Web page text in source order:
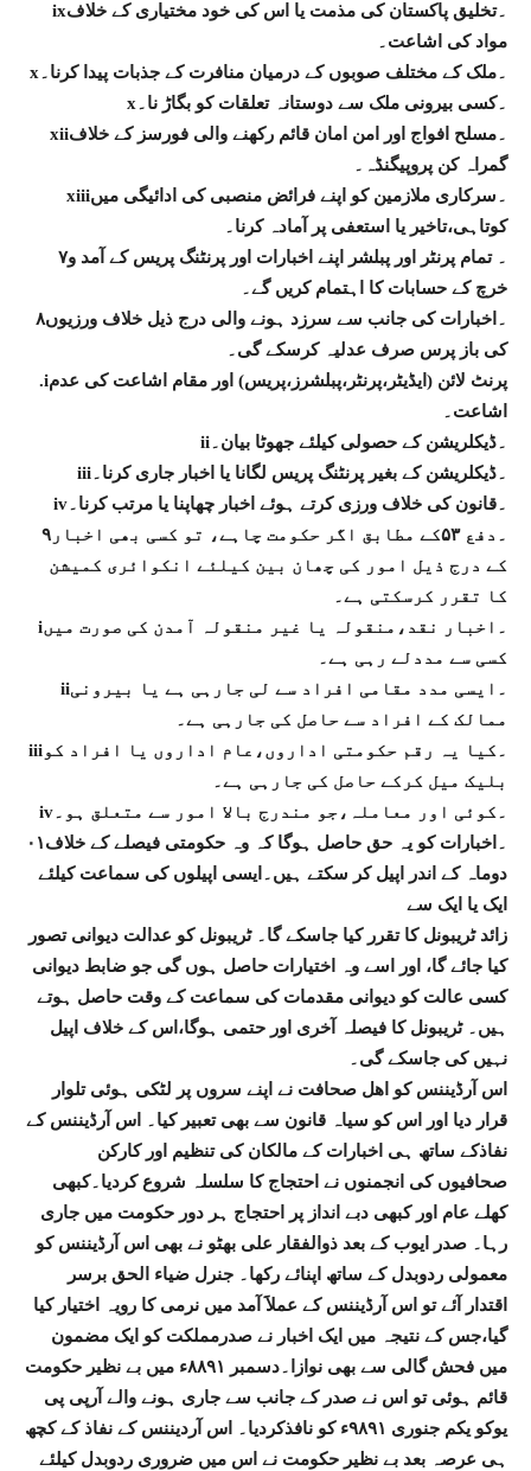
ix۔تخلیق پاکستان کی مذمت یا اس کی خود مختیاری کے خلاف
مواد کی اشاعت۔
x۔ملک کے مختلف صوبوں کے درمیان منافرت کے جذبات پیدا کرنا۔
x۔کسی بیرونی ملک سے دوستانہ تعلقات کو بگاڑ نا۔
xii۔مسلح افواج اور امن امان قائم رکھنے والی فورسز کے خلاف
گمراہ کن پروپیگنڈہ۔
xiii۔سرکاری ملازمین کو اپنے فرائض منصبی کی ادائیگی میں
کوتاہی،تاخیر یا استعفی پر آمادہ کرنا۔
۷۔ تمام پرنٹر اور پبلشر اپنے اخبارات اور پرنٹنگ پریس کے آمد و
خرچ کے حسابات کا اہتمام کریں گے۔
۸۔اخبارات کی جانب سے سرزد ہونے والی درج ذیل خلاف ورزیوں
کی باز پرس صرف عدلیہ کرسکے گی۔
.iپرنٹ لائن (ایڈیٹر،پرنٹر،پبلشرز،پریس) اور مقام اشاعت کی عدم
اشاعت۔
ii۔ڈیکلریشن کے حصولی کیلئے جھوٹا بیان۔
iii۔ڈیکلریشن کے بغیر پرنٹنگ پریس لگانا یا اخبار جاری کرنا۔
iv۔قانون کی خلاف ورزی کرتے ہوئے اخبار چھاپنا یا مرتب کرنا۔
۹۔دفع ۵۳کے مطابق اگر حکومت چاہے، تو کسی بھی اخبار
کے درج ذیل امور کی چھان بین کیلئے انکوائری کمیشن
کا تقرر کرسکتی ہے۔
i۔اخبار نقد،منقولہ یا غیر منقولہ آمدن کی صورت میں
کسی سے مددلے رہی ہے۔
ii۔ایسی مدد مقامی افراد سے لی جارہی ہے یا بیرونی
ممالک کے افراد سے حاصل کی جارہی ہے۔
iii۔کیا یہ رقم حکومتی اداروں،عام اداروں یا افراد کو
بلیک میل کرکے حاصل کی جارہی ہے۔
iv۔کوئی اور معاملہ،جو مندرج بالا امور سے متعلق ہو۔
۰۱۔اخبارات کو یہ حق حاصل ہوگا کہ وہ حکومتی فیصلے کے خلاف
دوماہ کے اندر اپیل کر سکتے ہیں۔ایسی اپیلوں کی سماعت کیلئے
ایک یا ایک سے
زائد ٹریبونل کا تقرر کیا جاسکے گا۔ ٹریبونل کو عدالت دیوانی تصور
کیا جائے گا، اور اسے وہ اختیارات حاصل ہوں گی جو ضابط دیوانی
کسی عالت کو دیوانی مقدمات کی سماعت کے وقت حاصل ہوتے
ہیں۔ ٹریبونل کا فیصلہ آخری اور حتمی ہوگا،اس کے خلاف اپیل
نہیں کی جاسکے گی۔
اس آرڈیننس کو اھل صحافت نے اپنے سروں پر لٹکی ہوئی تلوار
قرار دیا اور اس کو سیاہ قانون سے بھی تعبیر کیا۔ اس آرڈیننس کے
نفاذکے ساتھ ہی اخبارات کے مالکان کی تنظیم اور کارکن
صحافیوں کی انجمنوں نے احتجاج کا سلسلہ شروع کردیا۔کبھی
کھلے عام اور کبھی دبے انداز پر احتجاج ہر دور حکومت میں جاری
رہا۔ صدر ایوب کے بعد ذوالفقار علی بھٹو نے بھی اس آرڈیننس کو
معمولی ردوبدل کے ساتھ اپنائے رکھا۔ جنرل ضیاء الحق برسر
اقتدار آئے تو اس آرڈیننس کے عملاََ آمد میں نرمی کا رویہ اختیار کیا
گیا،جس کے نتیجہ میں ایک اخبار نے صدرمملکت کو ایک مضمون
میں فحش گالی سے بھی نوازا۔دسمبر ۸۸۹۱ء میں بے نظیر حکومت
قائم ہوئی تو اس نے صدر کے جانب سے جاری ہونے والے آرپی پی
یوکو یکم جنوری ۹۸۹۱ء کو نافذکردیا۔ اس آردیننس کے نفاذ کے کچھ
ہی عرصہ بعد بے نظیر حکومت نے اس میں ضروری ردوبدل کیلئے